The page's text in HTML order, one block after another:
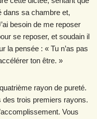
dans sa chambre et,
besoin de me reposer
se reposer, et soudain il
la pensée : « Tu n’as pas
ton être. »
rayon de pureté.
des trois premiers rayons.
Vous